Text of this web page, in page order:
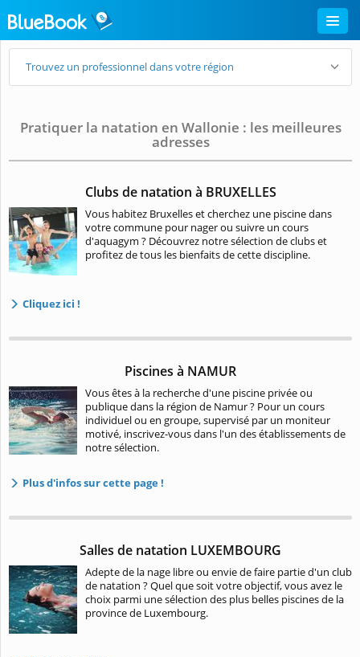
Trouvez un professionnel dans votre région
Pratiquer la natation en Wallonie : les meilleures
adresses
Clubs de natation à BRUXELLES
Vous habitez Bruxelles et cherchez une piscine dans
votre commune pour nager ou suivre un cours
d'aquagym ? Découvrez notre sélection de clubs et
profitez de tous les bienfaits de cette discipline.
Cliquez ici !
Piscines à NAMUR
Vous êtes à la recherche d'une piscine privée ou
publique dans la région de Namur ? Pour un cours
individuel ou en groupe, supervisé par un moniteur
motivé, inscrivez-vous dans l'un des établissements de
notre sélection.
Plus d'infos sur cette page !
Salles de natation LUXEMBOURG
Adepte de la nage libre ou envie de faire partie d'un club
de natation ? Quel que soit votre objectif, vous avez le
choix parmi une sélection des plus belles piscines de la
province de Luxembourg.